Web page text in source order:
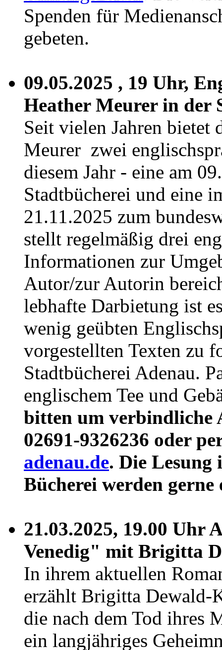
Spenden für
gebeten.
09.05.2025 , 19 Uhr,
Heather Meurer in der
Seit vielen Jahren bietet
Meurer zwei
diesem Jahr - eine am
Stadtbücherei und eine
21.11.2025 zum
stellt regelmäßig drei
Informationen zur
Autor/zur Autorin
lebhafte Darbietung ist
wenig geübten
vorgestellten Texten zu
Stadtbücherei Adenau.
englischem Tee und
bitten um verbindliche
02691-9326236 oder
adenau.de. Die Lesung
Bücherei werden gerne
21.03.2025, 19.00 Uhr
Venedig" mit Brigitta
In ihrem aktuellen
erzählt Brigitta Dewald-
die nach dem Tod ihres
ein langjähriges